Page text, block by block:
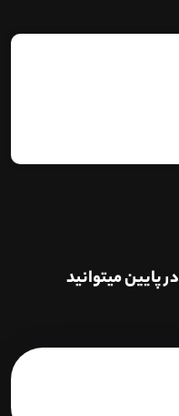
پایین میتوانید